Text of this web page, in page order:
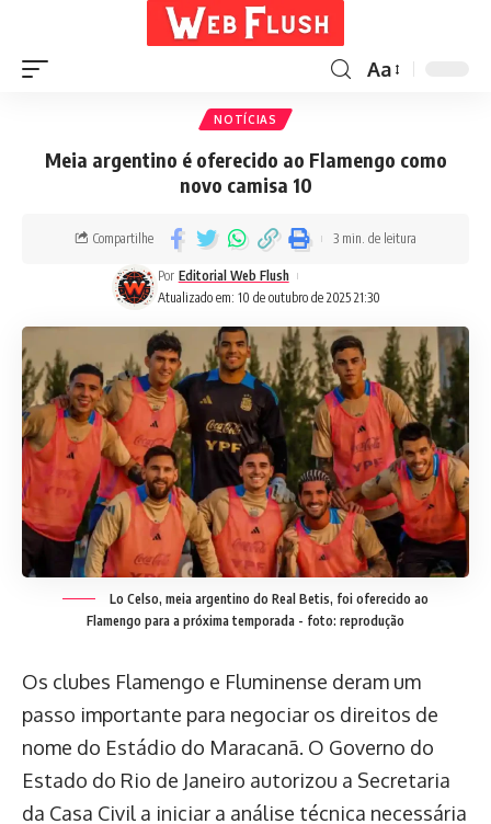
Aa
NOTÍCIAS
Meia argentino é oferecido ao Flamengo como
novo camisa 10
Atualizado em: 10 de outubro de 2025 21:30
Por Editorial Web Flush
Compartilhe 3 min. de leitura
Lo Celso, meia argentino do Real Betis, foi oferecido ao
Flamengo para a próxima temporada - foto: reprodução
Os clubes Flamengo e Fluminense deram um
passo importante para negociar os direitos de
nome do Estádio do Maracanã. O Governo do
Estado do Rio de Janeiro autorizou a Secretaria
da Casa Civil a iniciar a análise técnica necessária